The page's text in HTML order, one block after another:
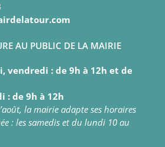
AU PUBLIC DE LA MAIRIE
vendredi : de 9h à 12h et de
: de 9h à 12h
la mairie adapte ses horaires
: les samedis et du lundi 10 au